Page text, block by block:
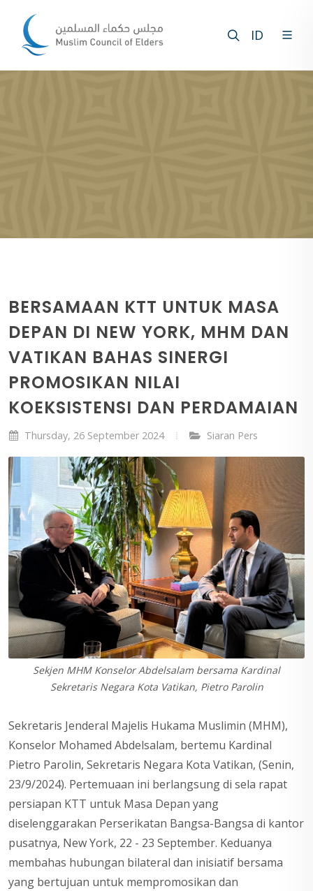
ID
BERSAMAAN KTT UNTUK MASA
DEPAN DI NEW YORK, MHM DAN
VATIKAN BAHAS SINERGI
PROMOSIKAN NILAI
KOEKSISTENSI DAN PERDAMAIAN
Thursday, 26 September 2024 Siaran Pers
Sekjen MHM Konselor Abdelsalam bersama Kardinal
Sekretaris Negara Kota Vatikan, Pietro Parolin
Sekretaris Jenderal Majelis Hukama Muslimin (MHM),
Konselor Mohamed Abdelsalam, bertemu Kardinal
Pietro Parolin, Sekretaris Negara Kota Vatikan, (Senin,
23/9/2024). Pertemuaan ini berlangsung di sela rapat
persiapan KTT untuk Masa Depan yang
diselenggarakan Perserikatan Bangsa-Bangsa di kantor
pusatnya, New York, 22 - 23 September. Keduanya
membahas hubungan bilateral dan inisiatif bersama
yang bertujuan untuk mempromosikan dan